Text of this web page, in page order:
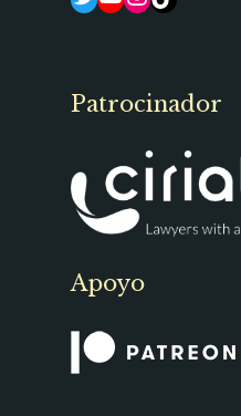
Patrocinador
Apoyo